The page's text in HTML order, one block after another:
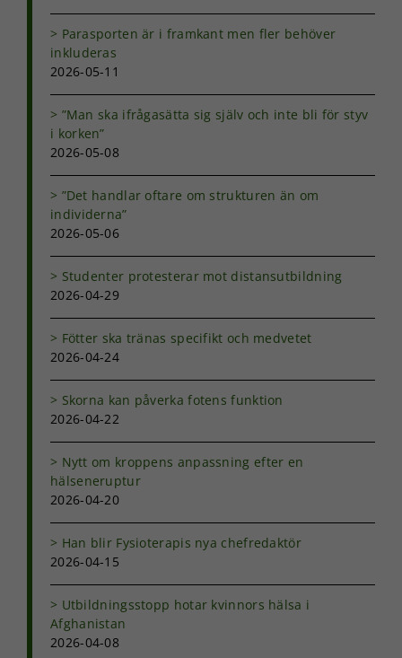
Parasporten är i framkant men fler behöver
inkluderas
2026-05-11
”Man ska ifrågasätta sig själv och inte bli för styv
i korken”
2026-05-08
”Det handlar oftare om strukturen än om
individerna”
2026-05-06
Studenter protesterar mot distansutbildning
2026-04-29
Fötter ska tränas specifikt och medvetet
2026-04-24
Skorna kan påverka fotens funktion
2026-04-22
Nytt om kroppens anpassning efter en
hälseneruptur
2026-04-20
Han blir Fysioterapis nya chefredaktör
2026-04-15
Utbildningsstopp hotar kvinnors hälsa i
Afghanistan
2026-04-08
går inte att
välja bort. De
fungera.
Statistik
För att vi ska
och
baserat på
hur
För att vår
hemsida ska
Om du nekar
kakorna
kommer viss